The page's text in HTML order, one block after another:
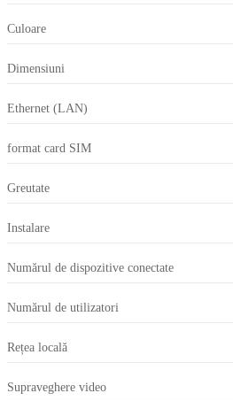
Culoare
Dimensiuni
Ethernet (LAN)
format card SIM
Greutate
Instalare
Numărul de dispozitive conectate
Numărul de utilizatori
Rețea locală
Supraveghere video